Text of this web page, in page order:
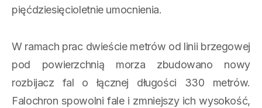
pięćdziesięcioletnie umocnienia.
W ramach prac dwieście metrów od linii brzegowej
pod powierzchnią morza zbudowano nowy
rozbijacz fal o łącznej długości 330 metrów.
Falochron spowolni fale i zmniejszy ich wysokość,